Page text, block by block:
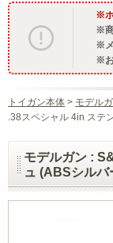
トイガン本体 > モデル
.38スペシャル 4in ステ
モデルガン :
ュ (ABSシルバ